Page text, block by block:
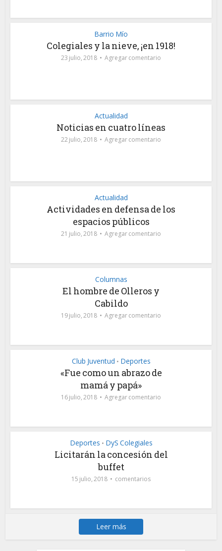
Barrio Mío
Colegiales y la nieve, ¡en 1918!
23 julio, 2018 Agregar comentario
Actualidad
Noticias en cuatro líneas
22 julio, 2018 Agregar comentario
Actualidad
Actividades en defensa de los
espacios públicos
21 julio, 2018 Agregar comentario
Columnas
El hombre de Olleros y
Cabildo
19 julio, 2018 Agregar comentario
Club Juventud • Deportes
«Fue como un abrazo de
mamá y papá»
16 julio, 2018 Agregar comentario
Deportes • DyS Colegiales
Licitarán la concesión del
buffet
15 julio, 2018 comentarios
Leer más